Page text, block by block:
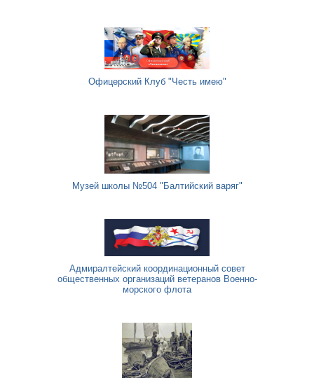
Офицерский Клуб "Честь имею"
Музей школы №504 "Балтийский варяг"
Адмиралтейский координационный совет
общественных организаций ветеранов Военно-
морского флота